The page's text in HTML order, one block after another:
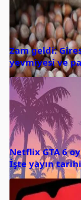
Zam geldi:
yevmiyesi ve
Netflix GTA 6
İşte yayın tarihi